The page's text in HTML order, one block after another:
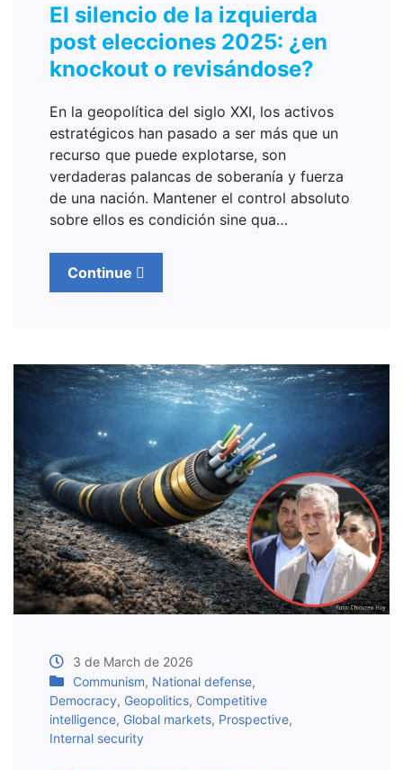
El silencio de la izquierda
post elecciones 2025: ¿en
knockout o revisándose?
En la geopolítica del siglo XXI, los activos
estratégicos han pasado a ser más que un
recurso que puede explotarse, son
verdaderas palancas de soberanía y fuerza
de una nación. Mantener el control absoluto
sobre ellos es condición sine qua…
Continue
3 de March de 2026
Communism, National defense,
Democracy, Geopolitics, Competitive
intelligence, Global markets, Prospective,
Internal security